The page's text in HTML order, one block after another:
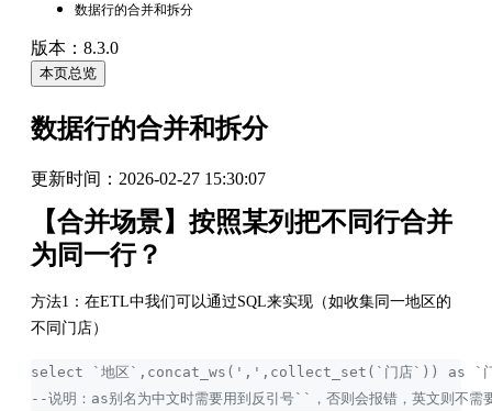
数据行的合并和拆分
版本：8.3.0
本页总览
数据行的合并和拆分
更新时间： 2026-02-27 15:30:07
【合并场景】按照某列把不同行合并
为同一行？
方法1：在ETL中我们可以通过SQL来实现（如收集同一地区的
不同门店）
select `地区`,concat_ws(',',collect_set(`门店`)) as `门
--说明：as别名为中文时需要用到反引号``，否则会报错，英文则不需